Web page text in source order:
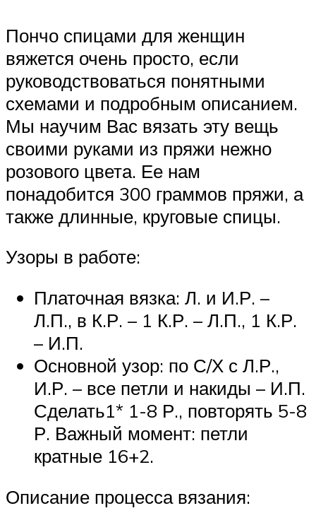
Пончо спицами для женщин
вяжется очень просто, если
руководствоваться понятными
схемами и подробным описанием.
Мы научим Вас вязать эту вещь
своими руками из пряжи нежно
розового цвета. Ее нам
понадобится 300 граммов пряжи, а
также длинные, круговые спицы.
Узоры в работе:
Платочная вязка: Л. и И.Р. –
Л.П., в К.Р. – 1 К.Р. – Л.П., 1 К.Р.
– И.П.
Основной узор: по С/Х с Л.Р.,
И.Р. – все петли и накиды – И.П.
Сделать1* 1-8 Р., повторять 5-8
Р. Важный момент: петли
кратные 16+2.
Описание процесса вязания: